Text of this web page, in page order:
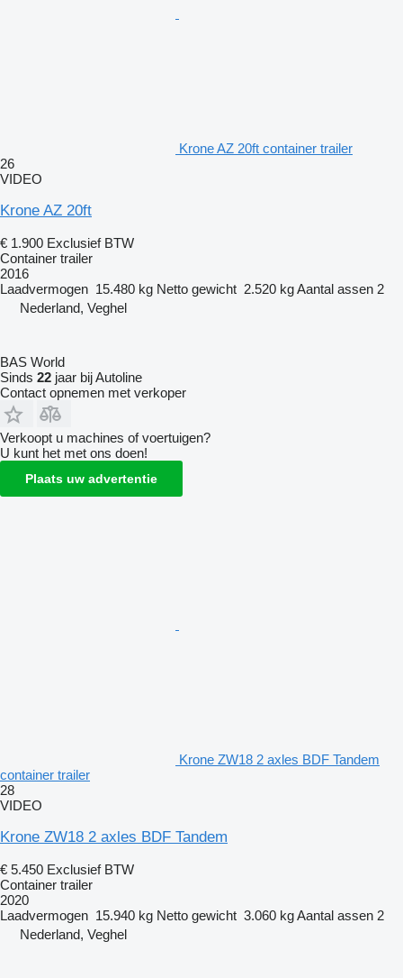
Krone AZ 20ft container trailer
26
VIDEO
Krone AZ 20ft
€ 1.900 Exclusief BTW
Container trailer
2016
Laadvermogen 15.480 kg Netto gewicht 2.520 kgAantal assen 2
Nederland, Veghel
BAS World
Sinds 22 jaar bij Autoline
Contact opnemen met verkoper
Verkoopt u machines of voertuigen?
U kunt het met ons doen!
Plaats uw advertentie
Krone ZW18 2 axles BDF Tandem
container trailer
28
VIDEO
Krone ZW18 2 axles BDF Tandem
€ 5.450 Exclusief BTW
Container trailer
2020
Laadvermogen 15.940 kg Netto gewicht 3.060 kgAantal assen 2
Nederland, Veghel